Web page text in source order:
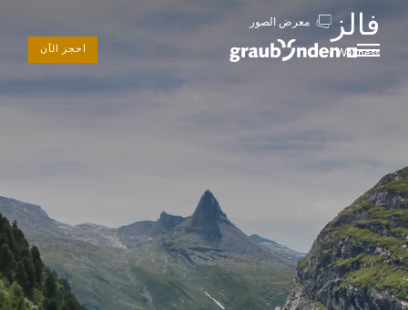
احجز الآن
فالز
Wellness
معرض الصور